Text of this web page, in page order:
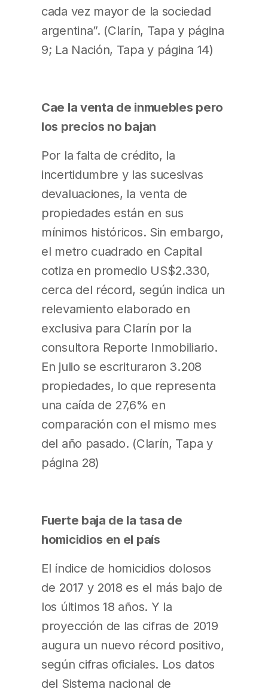
cada vez mayor de la sociedad
argentina”. (Clarín, Tapa y página
9; La Nación, Tapa y página 14)
Cae la venta de inmuebles pero
los precios no bajan
Por la falta de crédito, la
incertidumbre y las sucesivas
devaluaciones, la venta de
propiedades están en sus
mínimos históricos. Sin embargo,
el metro cuadrado en Capital
cotiza en promedio US$2.330,
cerca del récord, según indica un
relevamiento elaborado en
exclusiva para Clarín por la
consultora Reporte Inmobiliario.
En julio se escrituraron 3.208
propiedades, lo que representa
una caída de 27,6% en
comparación con el mismo mes
del año pasado. (Clarín, Tapa y
página 28)
Fuerte baja de la tasa de
homicidios en el país
El índice de homicidios dolosos
de 2017 y 2018 es el más bajo de
los últimos 18 años. Y la
proyección de las cifras de 2019
augura un nuevo récord positivo,
según cifras oficiales. Los datos
del Sistema nacional de